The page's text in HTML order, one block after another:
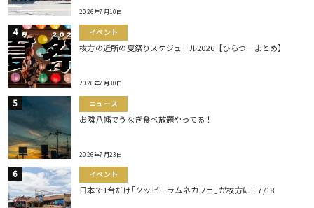
2026年7月10日
イベント
枚方の近所の夏祭りスケジュール2026【ひらつーまとめ】
2026年7月30日
ニュース
お隣八幡でうなぎ食べ放題やってる！
2026年7月23日
イベント
日本で1台だけ｢クッピーラムネカフェ｣が枚方に！7/18